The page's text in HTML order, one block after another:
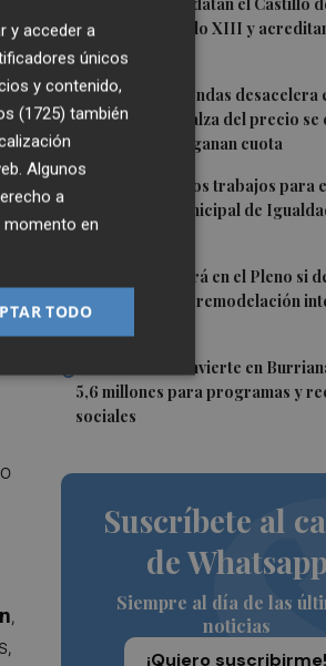
Investigadores datan el Castillo
El Toro en el siglo XIII y
cristiano
2La venta de viviendas desacelera
y cae un 15%: el alza del precio
los extranjeros ganan cuota
3
Vila-real inicia los trabajos para
primer Plan Municipal de
Oportunidades
Burriana decidirá en el Pleno si
de un millón a la remodelación
5 La Generalitat invierte en
5,6 millones para programas y
sociales
Suscríbete al
de Whatsapp
Siempre al día de las
noticias
¡Quiero suscribirme!
a
,
y acceder a
únicos
y contenido,
(1725) también
Algunos
a
momento en
TODO